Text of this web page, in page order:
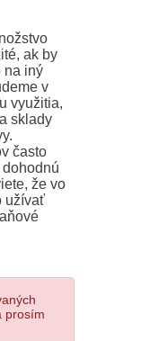
ak by
na iný
v
využitia,
sklady
často
že vo
užívať
prosím